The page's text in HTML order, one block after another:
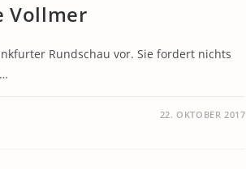
Vollmer
Rundschau vor. Sie fordert nichts
22. OKTOBER 2017